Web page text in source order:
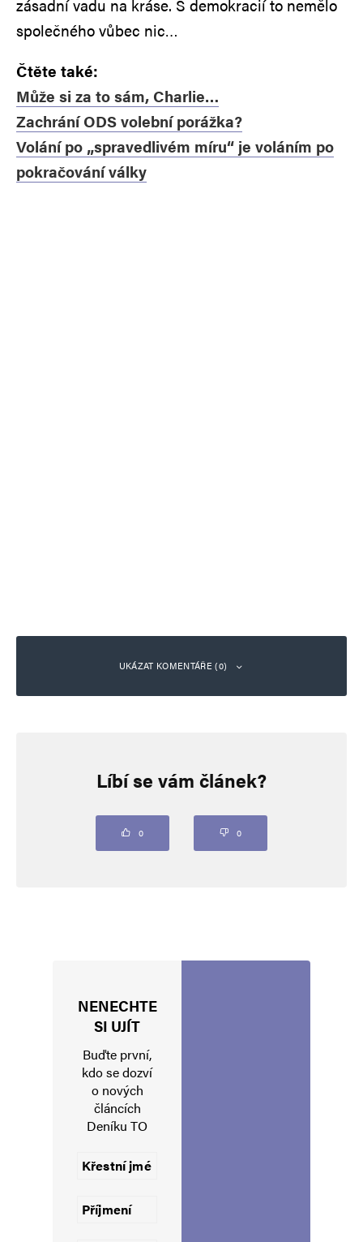
zásadní vadu na kráse. S demokracií to nemělo
společného vůbec nic…
Čtěte také:
Může si za to sám, Charlie…
Zachrání ODS volební porážka?
Volání po „spravedlivém míru“ je voláním po
pokračování války
UKÁZAT KOMENTÁŘE (0)
Vaše e-mailová adresa nebude zveřejněna. Vyžadované informace jsou
Uložit do prohlížeče jméno, e-mail a webovou stránku pro budoucí
Informujte mě o nových komentářích e-mailem.
Líbí se vám článek?
0 0
NENECHTE
SI UJÍT
Buďte první,
kdo se dozví
o nových
článcích
Deníku TO